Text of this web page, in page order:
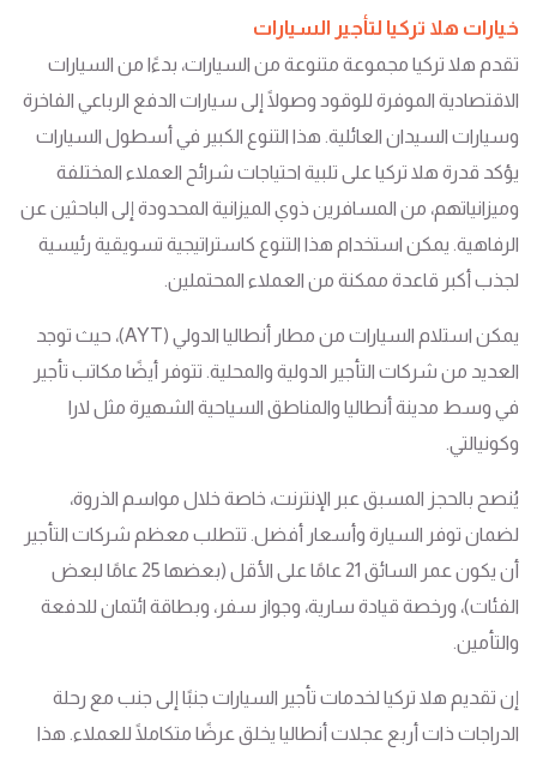
خيارات هلا تركيا لتأجير السيارات
تقدم هلا تركيا مجموعة متنوعة من السيارات، بدءًا من السيارات
الاقتصادية الموفرة للوقود وصولًا إلى سيارات الدفع الرباعي الفاخرة
وسيارات السيدان العائلية. هذا التنوع الكبير في أسطول السيارات
يؤكد قدرة هلا تركيا على تلبية احتياجات شرائح العملاء المختلفة
وميزانياتهم، من المسافرين ذوي الميزانية المحدودة إلى الباحثين عن
الرفاهية. يمكن استخدام هذا التنوع كاستراتيجية تسويقية رئيسية
لجذب أكبر قاعدة ممكنة من العملاء المحتملين.
يمكن استلام السيارات من مطار أنطاليا الدولي (AYT)، حيث توجد
العديد من شركات التأجير الدولية والمحلية. تتوفر أيضًا مكاتب تأجير
في وسط مدينة أنطاليا والمناطق السياحية الشهيرة مثل لارا
وكونيالتي.
يُنصح بالحجز المسبق عبر الإنترنت، خاصة خلال مواسم الذروة،
لضمان توفر السيارة وأسعار أفضل. تتطلب معظم شركات التأجير
أن يكون عمر السائق 21 عامًا على الأقل (بعضها 25 عامًا لبعض
الفئات)، ورخصة قيادة سارية، وجواز سفر، وبطاقة ائتمان للدفعة
والتأمين.
إن تقديم هلا تركيا لخدمات تأجير السيارات جنبًا إلى جنب مع رحلة
الدراجات ذات أربع عجلات أنطاليا يخلق عرضًا متكاملًا للعملاء. هذا